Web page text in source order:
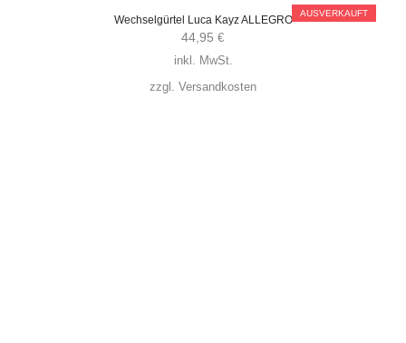
AUSVERKAUFT
Wechselgürtel Luca Kayz ALLEGRO
44,95 €
inkl. MwSt.
zzgl. Versandkosten